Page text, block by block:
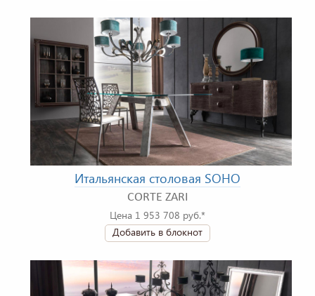
Итальянская столовая SOHO
CORTE ZARI
Цена 1 953 708 руб.*
Добавить в блокнот